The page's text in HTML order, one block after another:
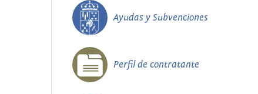
Ayudas y Subvenciones
Perfil de contratante